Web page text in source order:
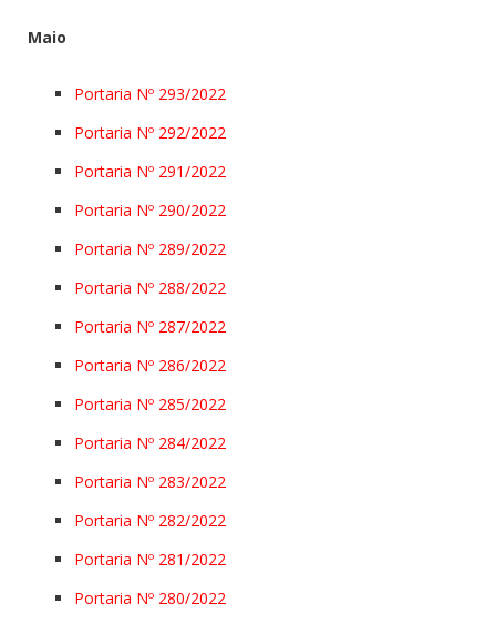
Maio
Portaria Nº 293/2022
Portaria Nº 292/2022
Portaria Nº 291/2022
Portaria Nº 290/2022
Portaria Nº 289/2022
Portaria Nº 288/2022
Portaria Nº 287/2022
Portaria Nº 286/2022
Portaria Nº 285/2022
Portaria Nº 284/2022
Portaria Nº 283/2022
Portaria Nº 282/2022
Portaria Nº 281/2022
Portaria Nº 280/2022